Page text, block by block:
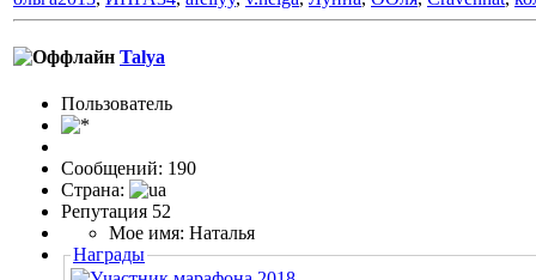
Talya
Пользовaтeль
Сообщений: 190
Страна:
Репутация 52
Мое имя: Наталья
Награды